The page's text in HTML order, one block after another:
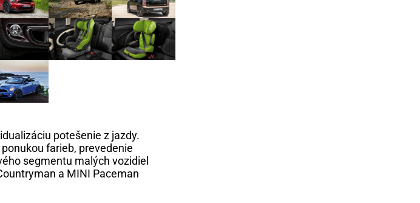
potešenie z jazdy.
farieb, prevedenie
segmentu malých vozidiel
a MINI Paceman